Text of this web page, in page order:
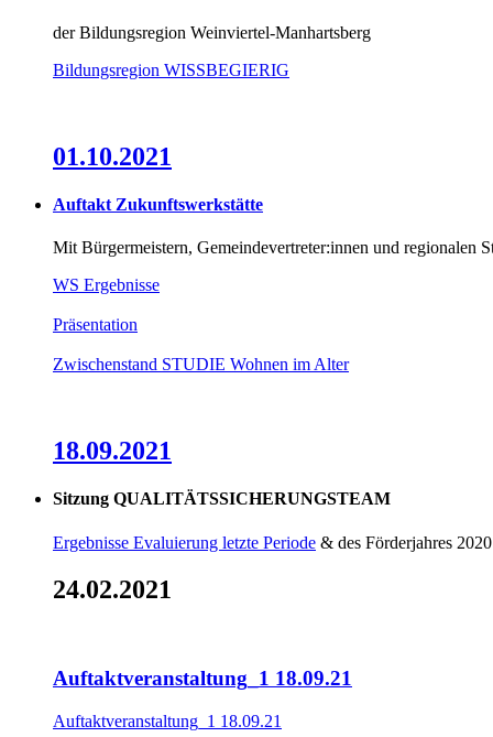
der Bildungsregion Weinviertel-Manhartsberg
Bildungsregion WISSBEGIERIG
01.10.2021
Auftakt Zukunftswerkstätte
Mit Bürgermeistern, Gemeindevertreter:innen und regionalen
WS Ergebnisse
Präsentation
Zwischenstand STUDIE Wohnen im Alter
18.09.2021
Sitzung QUALITÄTSSICHERUNGSTEAM
Ergebnisse Evaluierung letzte Periode & des Förderjahres 2020
24.02.2021
Auftaktveranstaltung_1 18.09.21
Auftaktveranstaltung_1 18.09.21